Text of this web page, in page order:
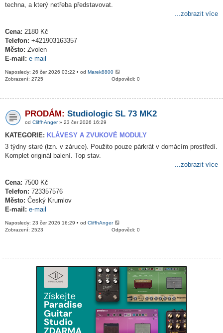
techna, a který netřeba představovat.
...zobrazit více
Cena: 2180 Kč
Telefon: +421903163357
Město: Zvolen
E-mail: e-mail
Naposledy: 26 čer 2026 03:22 • od Marek8800
Odpovědi: 0
Zobrazení: 2725
PRODÁM: Studiologic SL 73 MK2
od CliffhAnger» 23 čer 2026 16:29
KATEGORIE: KLÁVESY A ZVUKOVÉ MODULY
3 týdny staré (tzn. v záruce). Použito pouze párkrát v domácím prostředí.
Komplet originál balení. Top stav.
...zobrazit více
Cena: 7500 Kč
Telefon: 723357576
Město: Český Krumlov
E-mail: e-mail
Naposledy: 23 čer 2026 16:29 • od CliffhAnger
Odpovědi: 0
Zobrazení: 2523